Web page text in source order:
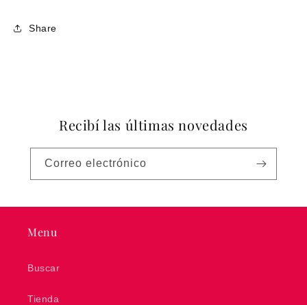
Share
Recibí las últimas novedades
Correo electrónico
Menu
Buscar
Tienda